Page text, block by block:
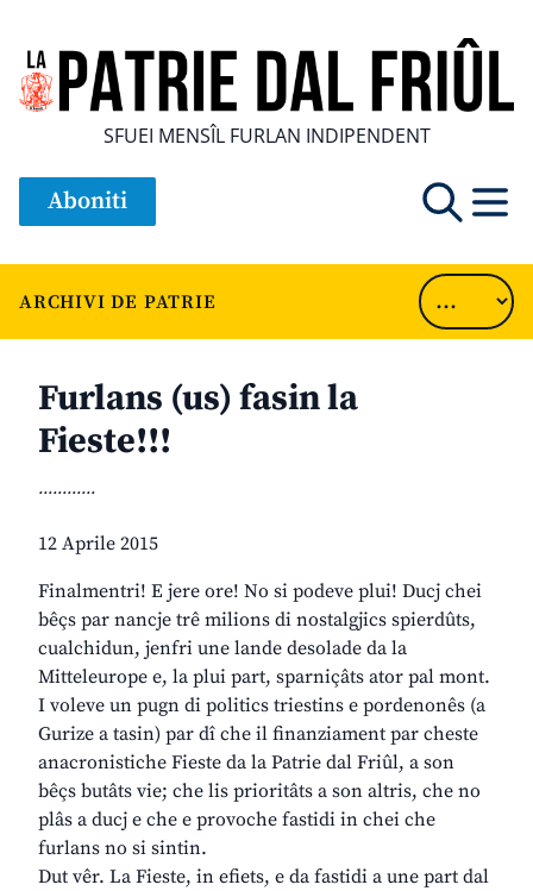
SFUEI MENSÎL FURLAN INDIPENDENT
Aboniti
ARCHIVI DE PATRIE
Furlans (us) fasin la
Fieste!!!
............
12 Aprile 2015
Finalmentri! E jere ore! No si podeve plui! Ducj chei
bêçs par nancje trê milions di nostalgjics spierdûts,
cualchidun, jenfri une lande desolade da la
Mitteleurope e, la plui part, sparniçâts ator pal mont.
I voleve un pugn di politics triestins e pordenonês (a
Gurize a tasin) par dî che il finanziament par cheste
anacronistiche Fieste da la Patrie dal Friûl, a son
bêçs butâts vie; che lis prioritâts a son altris, che no
plâs a ducj e che e provoche fastidi in chei che
furlans no si sintin.
Dut vêr. La Fieste, in efiets, e da fastidi a une part dal